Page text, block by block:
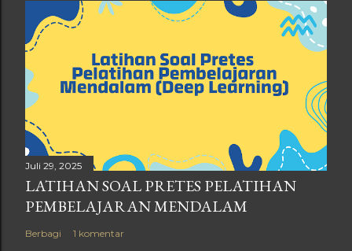
Juli 29, 2025
LATIHAN SOAL PRETES PELATIHAN
PEMBELAJARAN MENDALAM
Berbagi 1 komentar